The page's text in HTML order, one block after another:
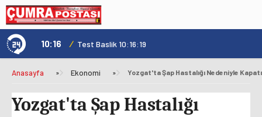
10:16 / Test Baslik 10:16:19
Anasayfa » Ekonomi »
Yozgat'ta Şap Hastalığı